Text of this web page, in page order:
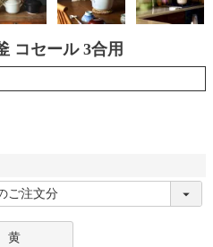
コセール 3合用
黄